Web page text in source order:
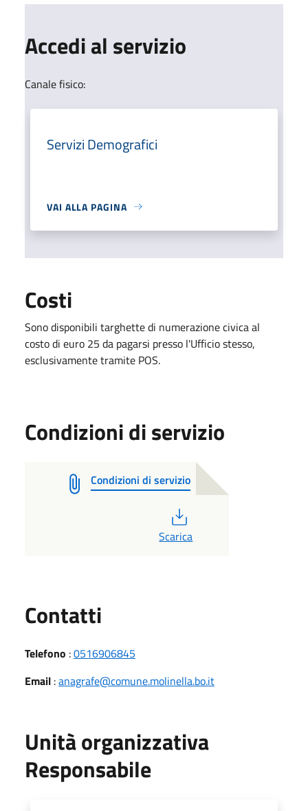
Accedi al servizio
Canale fisico:
Servizi Demografici
VAI ALLA PAGINA
Costi
Sono disponibili targhette di numerazione civica al
costo di euro 25 da pagarsi presso l'Ufficio stesso,
esclusivamente tramite POS.
Condizioni di servizio
Condizioni di servizio
Scarica
Contatti
Telefono :0516906845
Email :anagrafe@comune.molinella.bo.it
Unità organizzativa
Responsabile